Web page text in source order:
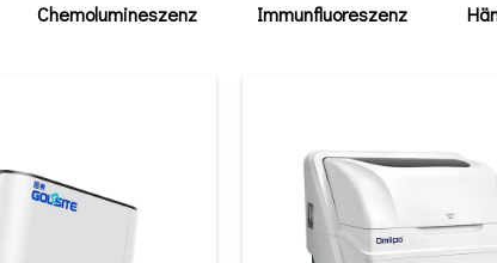
Chemolumineszenz Immunfluoreszenz